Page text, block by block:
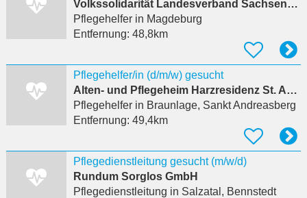
Volkssolidarität Landesverband Sachsen-Anhalt e.V.
Pflegehelferin Magdeburg
Entfernung: 48,8km
Pflegehelfer/in (d/m/w) gesucht
Alten- und Pflegeheim Harzresidenz St. Andreasberg GmbH
Pflegehelferin Braunlage, Sankt Andreasberg
Entfernung: 49,4km
Pflegedienstleitung gesucht (m/w/d)
Rundum Sorglos GmbH
Pflegedienstleitung in Salzatal, Bennstedt